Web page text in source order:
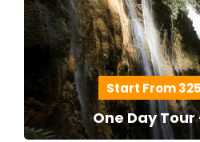
Start From
One Day